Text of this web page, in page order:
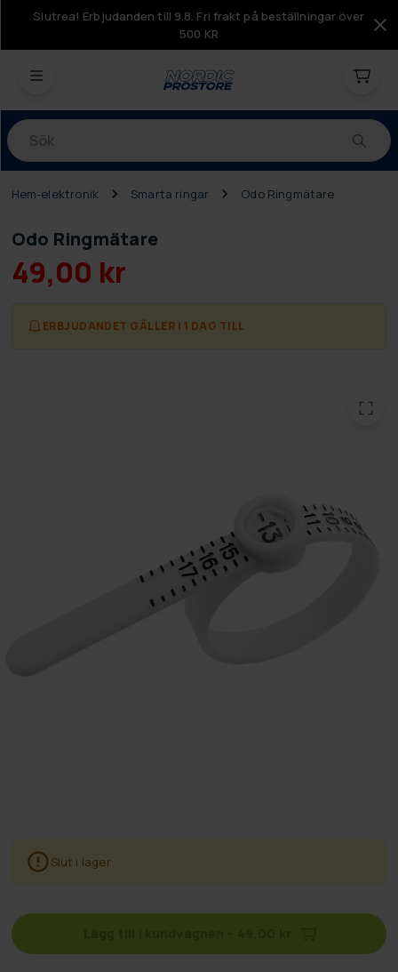
Slutrea! Erbjudanden till 9.8. Fri frakt på beställningar över
500 KR
Produkter
Hem-elektronik Smarta ringar Odo Ringmätare
Odo Ringmätare
49,00 kr
ERBJUDANDET GÄLLER I 1 DAG TILL
Slut i lager